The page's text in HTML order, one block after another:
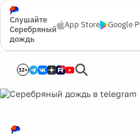
Слушайте
Серебряный
дождь
App Store Google
12+